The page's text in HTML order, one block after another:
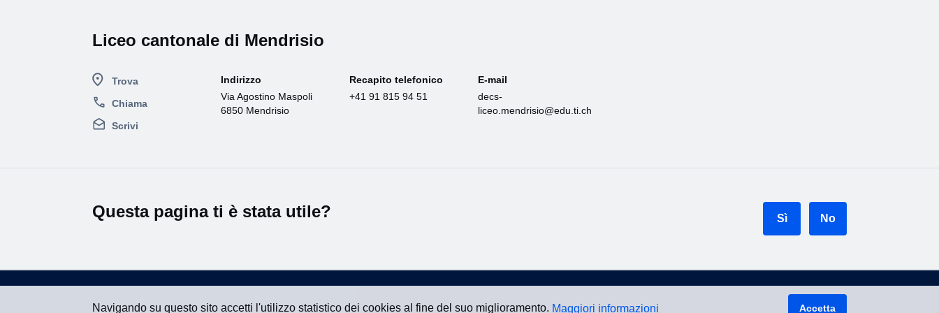
Navigando su questo sito accetti l'utilizzo statistico dei cookies al fine del suo miglioramento. Maggiori informazioni Accetta
Liceo cantonale di Mendrisio
Trova
Chiama
Scrivi
Indirizzo
Via Agostino Maspoli
6850 Mendrisio
Recapito telefonico
+41 91 815 94 51
E-mail
decs-
liceo.mendrisio@edu.ti.ch
Questa pagina ti è stata utile? Sì No